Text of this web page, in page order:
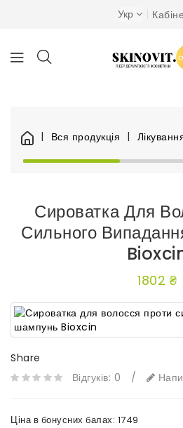
Укр
Вся продукція
Сироватка Для
Сильного
1802 ₴
Share
Відгуків: 0
/
Ціна в бонусних балах: 1749